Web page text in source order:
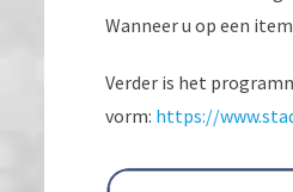
Wanneer u op een
Verder is het
vorm: https://